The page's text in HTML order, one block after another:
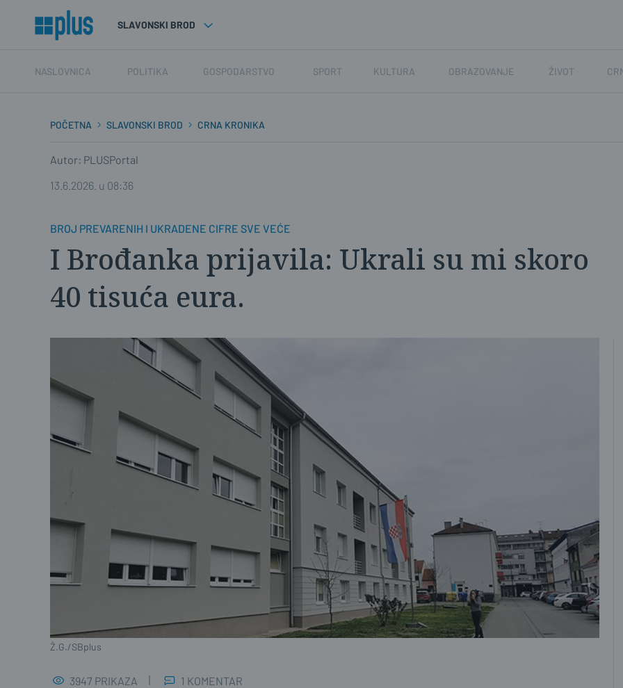
SLAVONSKI BROD
NASLOVNICA POLITIKA GOSPODARSTVO SPORT KULTURA OBRAZOVANJE ŽIVOT
POČETNA SLAVONSKI BROD CRNA KRONIKA
Autor: PLUSPortal
13.6.2026. u 08:36
BROJ PREVARENIH I UKRADENE CIFRE SVE VEĆE
I Brođanka prijavila: Ukrali su mi skoro
40 tisuća eura.
Ž.G./SBplus
3947 PRIKAZA 1 KOMENTAR